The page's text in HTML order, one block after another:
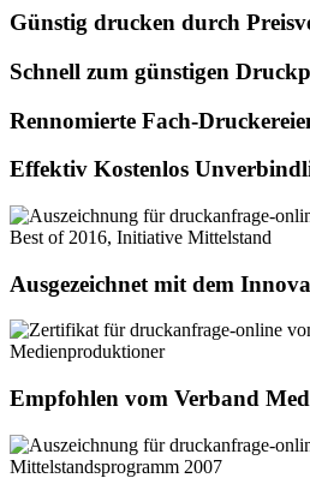
Günstig drucken durch
Schnell zum günstigen
Rennomierte Fach-
Effektiv Kostenlos
Ausgezeichnet mit dem
Empfohlen vom Verband